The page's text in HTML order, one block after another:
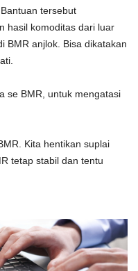
tersebut
hasil komoditas dari luar
BMR anjlok. Bisa dikatakan
se BMR, untuk mengatasi
Kita hentikan suplai
tetap stabil dan tentu